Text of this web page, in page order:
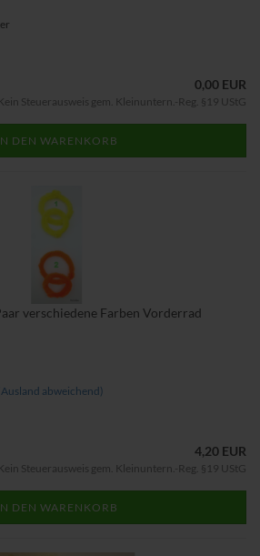
0,00 EUR
Kein Steuerausweis gem. Kleinuntern.-Reg. §19 UStG
DEN WARENKORB
verschiedene Farben Vorderrad
abweichend)
4,20 EUR
Kein Steuerausweis gem. Kleinuntern.-Reg. §19 UStG
DEN WARENKORB